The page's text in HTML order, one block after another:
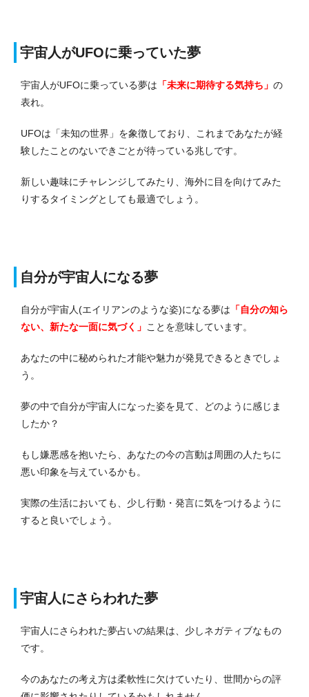
宇宙人がUFOに乗っていた夢
宇宙人がUFOに乗っている夢は 「未来に期待する気持ち」 の
表れ。
UFOは「未知の世界」を象徴しており、これまであなたが経
験したことのないできごとが待っている兆しです。
新しい趣味にチャレンジしてみたり、海外に目を向けてみた
りするタイミングとしても最適でしょう。
自分が宇宙人になる夢
自分が宇宙人(エイリアンのような姿)になる夢は 「自分の知ら
ない、新たな一面に気づく」 ことを意味しています。
あなたの中に秘められた才能や魅力が発見できるときでしょ
う。
夢の中で自分が宇宙人になった姿を見て、どのように感じま
したか？
もし嫌悪感を抱いたら、あなたの今の言動は周囲の人たちに
悪い印象を与えているかも。
実際の生活においても、少し行動・発言に気をつけるように
すると良いでしょう。
宇宙人にさらわれた夢
宇宙人にさらわれた夢占いの結果は、少しネガティブなもの
です。
今のあなたの考え方は柔軟性に欠けていたり、世間からの評